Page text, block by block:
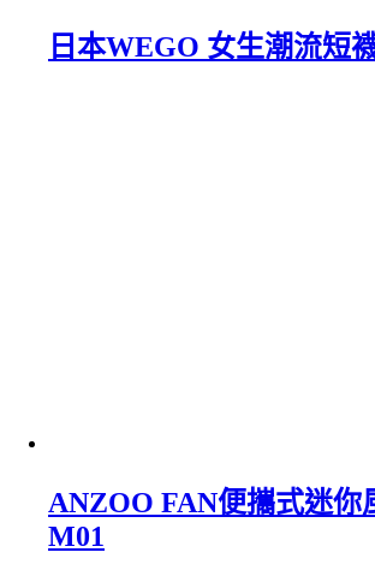
日本WEGO 女生潮流短
ANZOO FAN便攜式迷你
M01